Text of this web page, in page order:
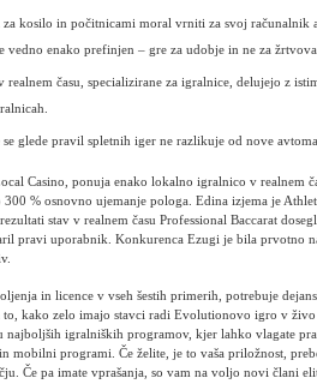
za kosilo in počitnicami moral vrniti za svoj računalnik
vedno enako prefinjen – gre za udobje in ne za
realnem času, specializirane za igralnice, delujejo z
glede pravil spletnih iger ne razlikuje od nove
Casino, ponuja enako lokalno igralnico v realnem
% osnovno ujemanje pologa. Edina izjema je
stav v realnem času Professional Baccarat
pravi uporabnik. Konkurenca Ezugi je bila prvotno
in licence v vseh šestih primerih, potrebuje
to, kako zelo imajo stavci radi Evolutionovo igro v
najboljših igralniških programov, kjer lahko vlagate
mobilni programi. Če želite, je to vaša priložnost,
Če pa imate vprašanja, so vam na voljo novi člani